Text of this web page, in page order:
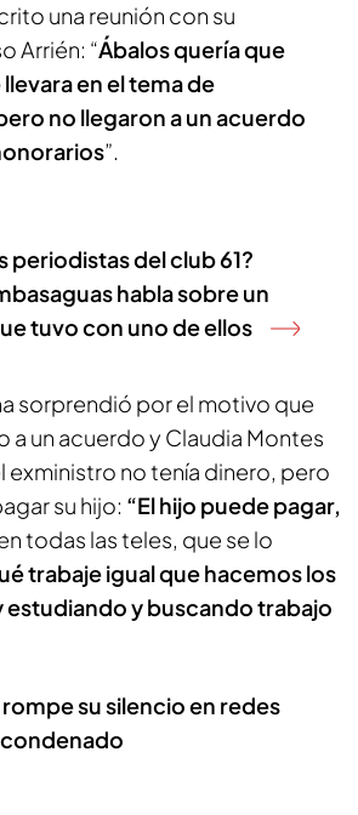
una reunión con su
Arrién: “Ábalos quería que
en el tema de
no llegaron a un acuerdo
”.
periodistas del club 61?
habla sobre un
tuvo con uno de ellos
sorprendió por el motivo que
a un acuerdo y Claudia Montes
exministro no tenía dinero, pero
su hijo: “El hijo puede pagar,
todas las teles, que se lo
trabaje igual que hacemos los
estudiando y buscando trabajo
rompe su silencio en redes